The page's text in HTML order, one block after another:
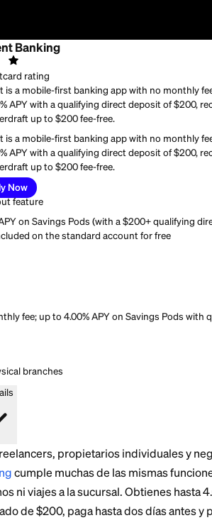
Current Banking
Current is a mobile-first banking app
to 4.00% APY with a qualifying direct
and overdraft up to $200 fee-free.
Current is a mobile-first banking app